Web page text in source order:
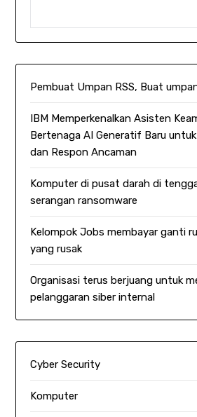
Pembuat Umpan RSS, Buat
IBM Memperkenalkan Asisten
Bertenaga AI Generatif Baru
dan Respon Ancaman
Komputer di pusat darah di
serangan ransomware
Kelompok Jobs membayar ganti
yang rusak
Organisasi terus berjuang untuk
pelanggaran siber internal
Cyber Security
Komputer